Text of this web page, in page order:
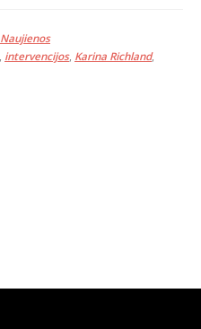
Naujienos
intervencijos, Karina Richland,